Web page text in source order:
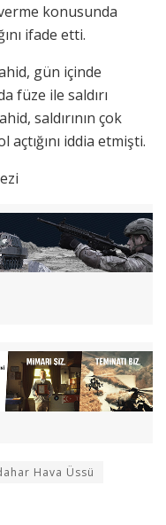
konusunda
ifade etti.
gün içinde
füze ile saldırı
saldırının çok
açtığını iddia etmişti.
Hava Üssü